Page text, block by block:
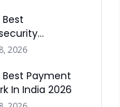
Best
In America
2026
Best Payment
In India 2026